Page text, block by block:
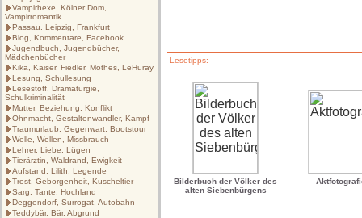
Vampirhexe, Kölner Dom,
Vampirromantik
Passau. Leipzig, Frankfurt
Blog, Kommentare, Facebook
Jugendbuch, Jugendbücher,
Mädchenbücher
Kika, Kaiser, Fiedler, Mothes, LeHuray
Lesung, Schullesung
Lesestoff, Dramaturgie,
Schulkriminalität
Mutter, Beziehung, Konflikt
Ohnmacht, Gestaltenwandler, Kampf
Traumurlaub, Gegenwart, Bootstour
Welle, Wellen, Missbrauch
Lehrer, Liebe, Lügen
Tierärztin, Waldrand, Ewigkeit
Aufstand, Lilith, Legende
Trost, Geborgenheit, Kuscheltier
Sarg, Tante, Hochland
Deggendorf, Surrogat, Autobahn
Teddybär, Bär, Abgrund
Lesetipps:
Bilderbuch der Völker des
alten Siebenbürgens